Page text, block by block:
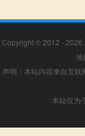
Copyright © 2012 - 2026
地
声明：本站内容来自互
本站仅为